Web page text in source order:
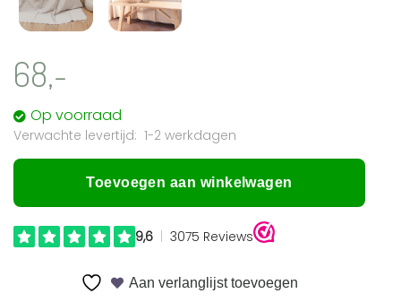
68,-
Op voorraad
1-2 werkdagen
Toevoegen aan winkelwagen
Aan verlanglijst toevoegen